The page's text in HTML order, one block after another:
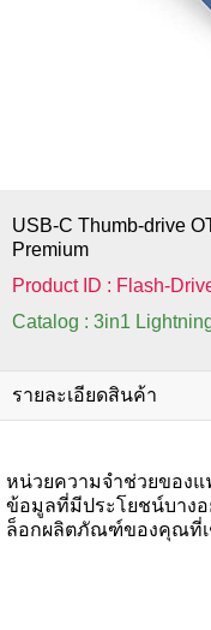
USB-C Thumb-drive
Premium
Product ID : Flash-
Catalog : 3in1
รายละเอียดสินค้า
หน่วยความจำช่วยของ
ข้อมูลที่มีประโยชน์บาง
ล็อกผลิตภัณฑ์ของคุณที่เ